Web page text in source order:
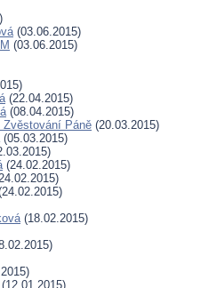
(03.06.2015)
(03.06.2015)
(22.04.2015)
(08.04.2015)
Zvěstování Páně (20.03.2015)
(05.03.2015)
(24.02.2015)
(18.02.2015)
(12.01.2015)